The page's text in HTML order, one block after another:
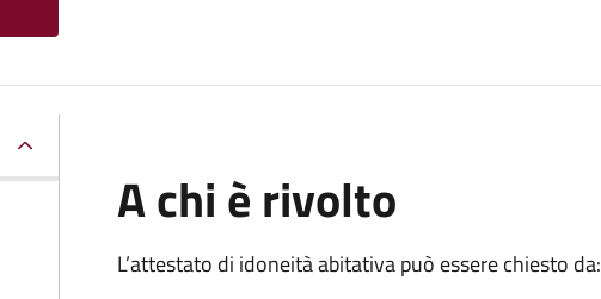
A chi è rivolto
L’attestato di idoneità abitativa può essere chiesto da: